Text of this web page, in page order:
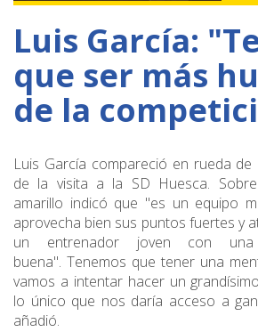
Luis García:
que ser más
de la
Luis García compareció en rueda de
de la visita a la SD Huesca.
amarillo indicó que "es un equipo
aprovecha bien sus puntos fuertes y
un entrenador joven con una
buena". Tenemos que tener una
vamos a intentar hacer un
lo único que nos daría acceso a
añadió.